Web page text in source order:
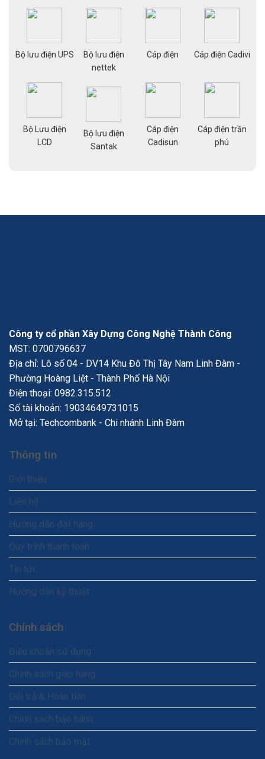
Bộ lưu điện UPS
Bộ Lưu điện
LCD
Bộ lưu điện
nettek
Bộ lưu điện
Santak
Cáp điện
Cáp điện
Cadisun
Cáp điện Cadivi
Cáp điện trần
phú
Công ty cổ phần Xây Dựng Công Nghệ Thành Công
MST: 0700796637
Địa chỉ: Lô số 04 - DV14 Khu Đô Thị Tây Nam Linh Đàm -
Phường Hoàng Liệt - Thành Phố Hà Nội
Điện thoại: 0982.315.512
Số tài khoản: 19034649731015
Mở tại: Techcombank - Chi nhánh Linh Đàm
Thông tin
Giới thiệu
Liên hệ
Hướng dẫn đặt hàng
Quy trình thanh toán
Tin tức
Hướng dẫn kỹ thuật
Chính sách
Điều khoản sử dụng
Chính sách giao hàng
Đổi trả & Hoàn tiền
Chính sách bảo hành
Chính sách bảo mật